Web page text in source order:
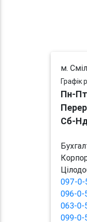
м.
Графік
Пн-
Сб-
097-0-
096-0-
063-0-
099-0-